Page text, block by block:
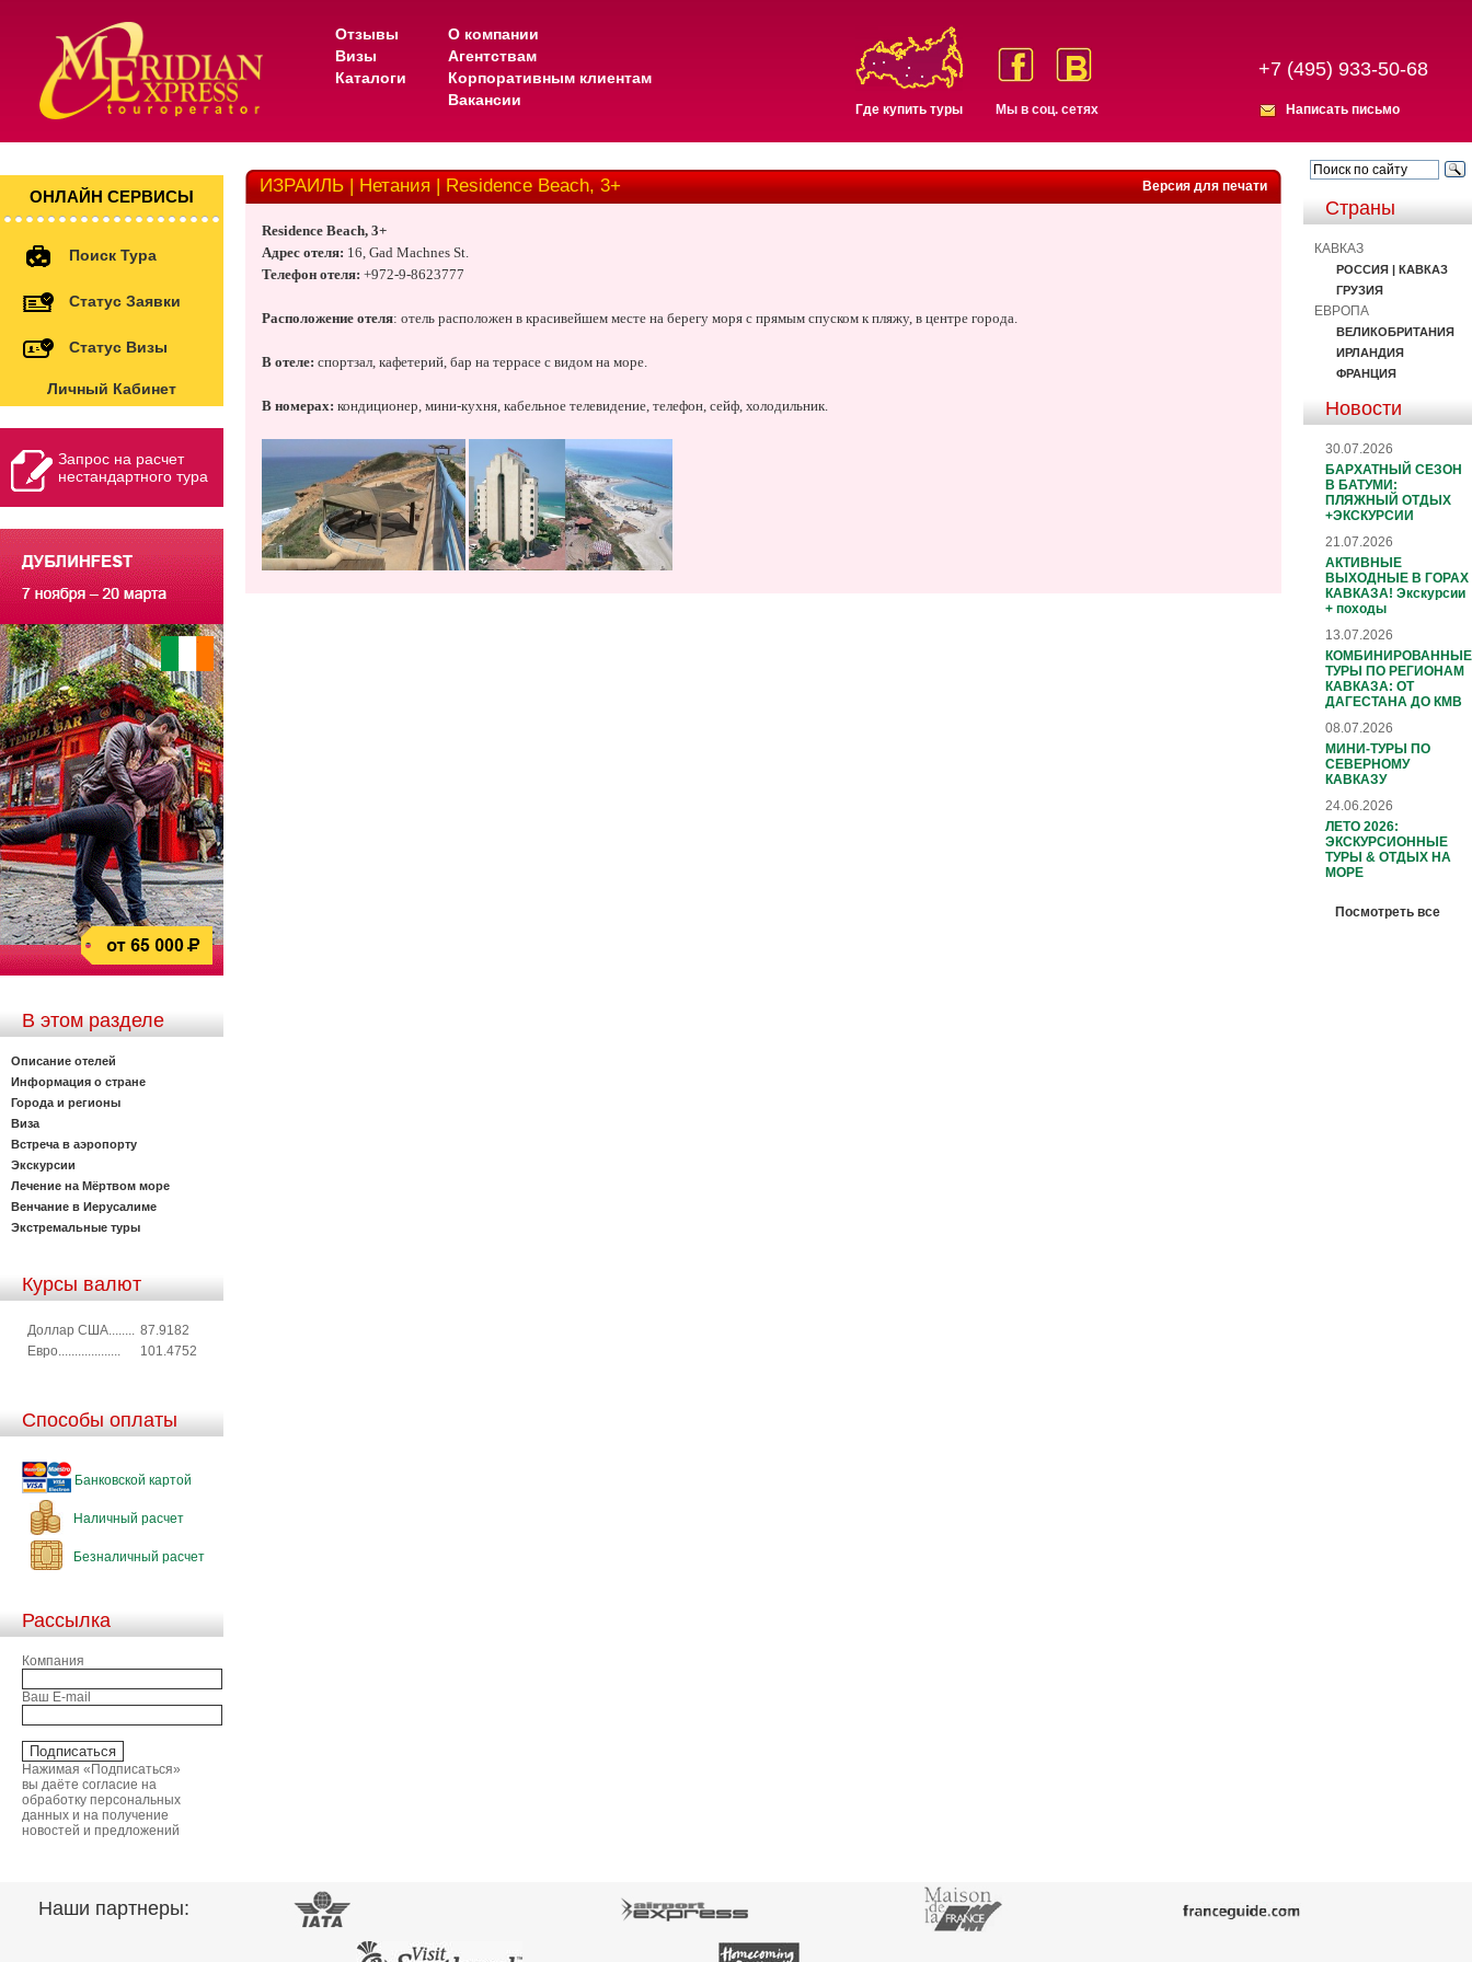
Отзывы
Визы
Каталоги
О компании
Агентствам
Корпоративным клиентам
Вакансии
Где купить туры Мы в соц. сетях
+7 (495) 933-50-68
Написать письмо
ОНЛАЙН СЕРВИСЫ
Поиск Тура
Статус Заявки
Статус Визы
Личный Кабинет
Запрос на расчет
нестандартного тура
В этом разделе
Описание отелей
Информация о стране
Города и регионы
Виза
Встреча в аэропорту
Экскурсии
Лечение на Мёртвом море
Венчание в Иерусалиме
Экстремальные туры
Курсы валют
Доллар США........ 87.9182
Евро...................
101.4752
Способы оплаты
Банковской картой
Наличный расчет
Безналичный расчет
Рассылка
Компания
Ваш E-mail
Нажимая «Подписаться»
вы даёте согласие на
обработку персональных
данных и на получение
новостей и предложений
Версия для печати
ИЗРАИЛЬ | Нетания | Residence Beach, 3+
Residence Beach, 3+
Адрес отеля: 16, Gad Machnes St.
Телефон отеля: +972-9-8623777
Расположение отеля: отель расположен в красивейшем месте на берегу моря с прямым спуском к пляжу, в центре города.
В отеле: спортзал, кафетерий, бар на террасе с видом на море.
В номерах: кондиционер, мини-кухня, кабельное телевидение, телефон, сейф, холодильник.
Страны
КАВКАЗ
РОССИЯ | КАВКАЗ
ГРУЗИЯ
ЕВРОПА
ВЕЛИКОБРИТАНИЯ
ИРЛАНДИЯ
ФРАНЦИЯ
Новости
30.07.2026
БАРХАТНЫЙ СЕЗОН
В БАТУМИ:
ПЛЯЖНЫЙ ОТДЫХ
+ЭКСКУРСИИ
21.07.2026
АКТИВНЫЕ
ВЫХОДНЫЕ В ГОРАХ
КАВКАЗА! Экскурсии
+ походы
13.07.2026
КОМБИНИРОВАННЫЕ
ТУРЫ ПО РЕГИОНАМ
КАВКАЗА: ОТ
ДАГЕСТАНА ДО КМВ
08.07.2026
МИНИ-ТУРЫ ПО
СЕВЕРНОМУ
КАВКАЗУ
24.06.2026
ЛЕТО 2026:
ЭКСКУРСИОННЫЕ
ТУРЫ & ОТДЫХ НА
МОРЕ
Посмотреть все
Наши партнеры: